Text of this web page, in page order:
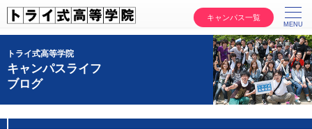
キャンパス一覧
トライ式高等学院
キャンパスライフ
ブログ